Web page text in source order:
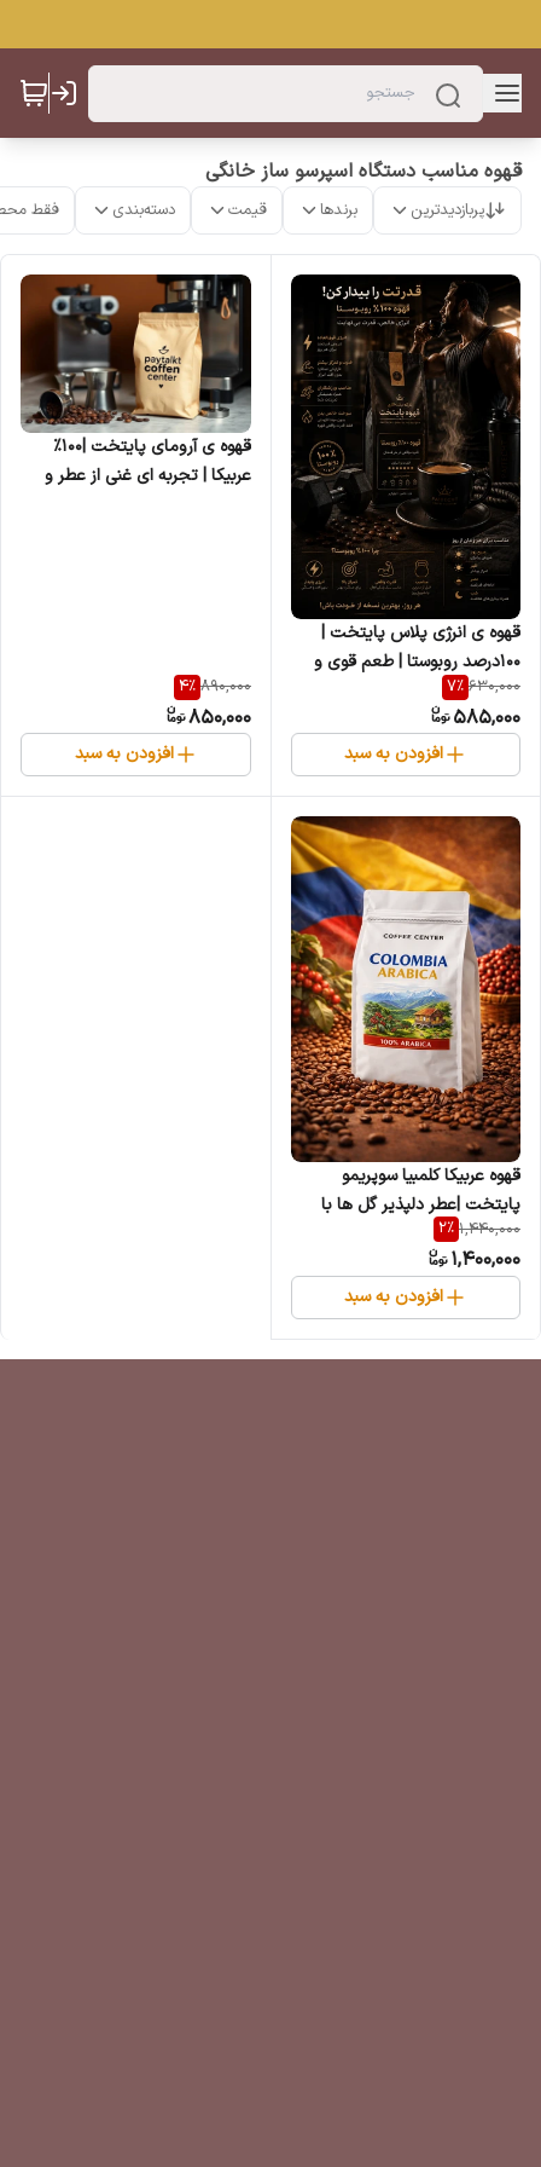
قهوه مناسب دستگاه اسپرسو ساز خانگی
پربازدیدترین برندها قیمت دسته‌بندی فقط
قهوه ی انرژی پلاس پایتخت |
100درصد روبوستا | طعم قوی و
کافئین بسیار بالا
630,000
7%
585,000
افزودن به سبد
قهوه ی آرومای پایتخت |۱۰۰%
عربیکا | تجربه ای غنی از عطر و
890,000
4%
850,000
افزودن به سبد
قهوه عربیکا کلمبیا سوپریمو
پایتخت |عطر دلپذیر گل ها با
نتهای مرکبات
1,440,000
2%
1,400,000
افزودن به سبد